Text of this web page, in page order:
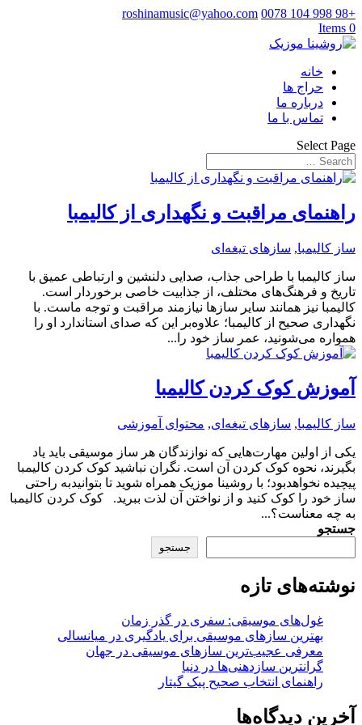
+98 998 104 0078
roshinamusic@yahoo.com
0 Items
خانه
حراج ها
درباره ما
تماس با ما
Select Page
راهنمای مراقبت و نگهداری از کالیمبا
ساز کالیمبا, سازهای تیغه‌ای
ساز کالیمبا با طراحی جذاب، صدایی دلنشین و ارتباطی عمیق با
تاریخ و فرهنگ‌های مختلف، از جذابیت خاصی برخوردار است.
کالیمبا نیز همانند سایر سازها نیازمند مراقبت و توجه ماست. با
نگهداری صحیح از کالیمبا؛ علاوه‌بر این که صدای استاندارد او را
همواره می‌شونید، عمر ساز خود را...
آموزش کوک کردن کالیمبا
ساز کالیمبا, سازهای تیغه‌ای, محتوای آموزشی
یکی از اولین مهارت‌هایی که نوازندگان هر ساز موسیقی باید یاد
بگیرند، نحوه کوک کردن آن است. نگران نباشید کوک کردن کالیمبا
پیچیده نخواهد‌بود؛ با روشینا موزیک همراه شوید تا بتوانیدبه راحتی
ساز خود را کوک کنید و از نواختن آن لذت ببرید. کوک کردن کالیمبا
به چه معناست؟...
جستجو
جستجو
نوشته‌های تازه
غول‌های موسیقی: سفری در گذر زمان
بهترین سازهای موسیقی برای یادگیری در میانسالی
معرفی عجیب‌ترین سازهای موسیقی در جهان
گرانترین سازدهنی‌ها در دنیا
راهنمای انتخاب صحیح پیک گیتار
آخرین دیدگاه‌ها